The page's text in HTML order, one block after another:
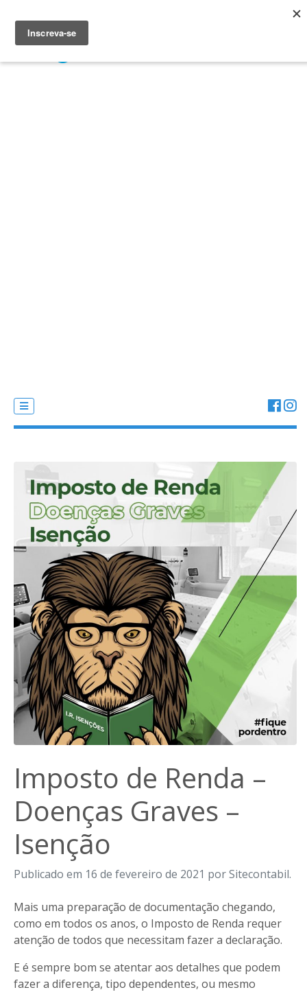
Imposto de Renda –
Doenças Graves –
Isenção
Publicado em 16 de fevereiro de 2021 por Sitecontabil.
Mais uma preparação de documentação chegando,
como em todos os anos, o Imposto de Renda requer
atenção de todos que necessitam fazer a declaração.
E é sempre bom se atentar aos detalhes que podem
fazer a diferença, tipo dependentes, ou mesmo